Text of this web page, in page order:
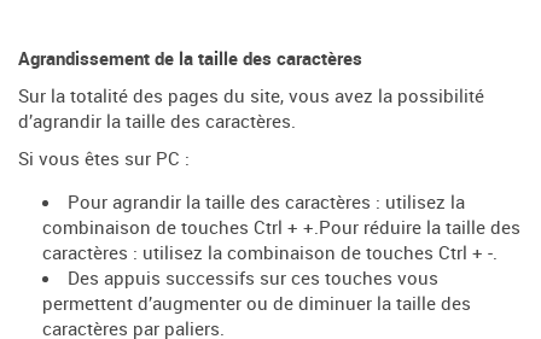
Agrandissement de la taille des caractères
Sur la totalité des pages du site, vous avez la possibilité
d’agrandir la taille des caractères.
Si vous êtes sur PC :
Pour agrandir la taille des caractères : utilisez la
combinaison de touches Ctrl + +.Pour réduire la taille des
caractères : utilisez la combinaison de touches Ctrl + -.
Des appuis successifs sur ces touches vous
permettent d’augmenter ou de diminuer la taille des
caractères par paliers.